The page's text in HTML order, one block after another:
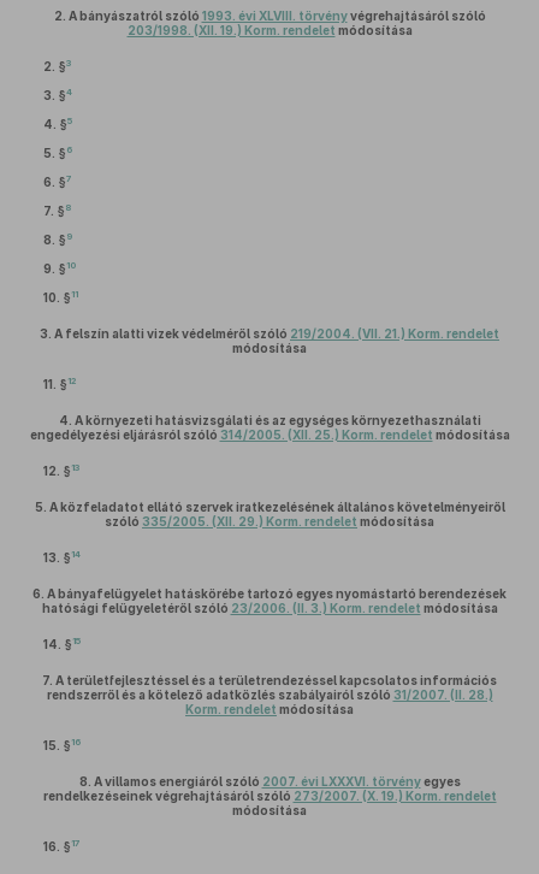
2. A bányászatról szóló 1993. évi XLVIII. törvényvégrehajtásáról szóló
203/1998. (XII. 19.) Korm. rendelet módosítása
2. §3
3. §4
4. §5
5. § 6
6. §7
7. § 8
8. § 9
9. § 10
10. § 11
3. A felszín alatti vizek védelméről szóló 219/2004. (VII. 21.) Korm. rendelet
módosítása
11. § 12
4. A környezeti hatásvizsgálati és az egységes környezethasználati
engedélyezési eljárásról szóló 314/2005. (XII. 25.) Korm. rendelet módosítása
12. § 13
5. A közfeladatot ellátó szervek iratkezelésének általános követelményeiről
szóló 335/2005. (XII. 29.) Korm. rendelet módosítása
13. § 14
6. A bányafelügyelet hatáskörébe tartozó egyes nyomástartó berendezések
hatósági felügyeletéről szóló 23/2006. (II. 3.) Korm. rendelet módosítása
14. § 15
7. A területfejlesztéssel és a területrendezéssel kapcsolatos információs
rendszerről és a kötelező adatközlés szabályairól szóló 31/2007. (II. 28.)
Korm. rendelet módosítása
15. § 16
8. A villamos energiáról szóló 2007. évi LXXXVI. törvényegyes
rendelkezéseinek végrehajtásáról szóló 273/2007. (X. 19.) Korm. rendelet
módosítása
16. § 17